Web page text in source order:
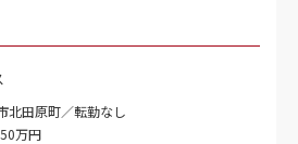
北田原町／転勤なし
万円